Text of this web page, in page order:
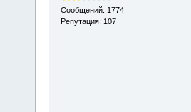
Сообщений: 1774
Репутация: 107